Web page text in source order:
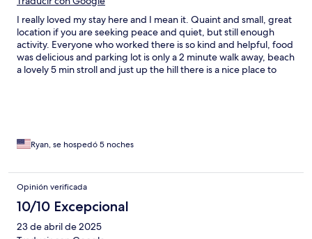
I really loved my stay here and I mean it. Quaint and small, great
location if you are seeking peace and quiet, but still enough
activity. Everyone who worked there is so kind and helpful, food
was delicious and parking lot is only a 2 minute walk away, beach
a lovely 5 min stroll and just up the hill there is a nice place to
Ryan, se hospedó 5 noches
Opinión verificada
10/10 Excepcional
23 de abril de 2025